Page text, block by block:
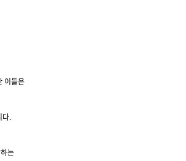
이들은
다.
는